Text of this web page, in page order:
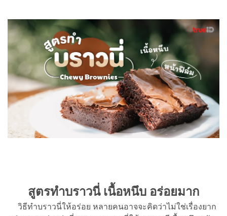
สูตรทำบราวนี่ เนื้อหนึบ อร่อยมาก
วิธีทำบราวนี่ให้อร่อย หลายคนอาจจะคิดว่าไม่ใช่เรื่องยาก